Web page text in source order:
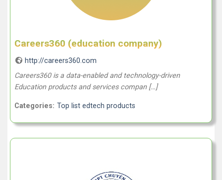
Careers360 (education company)
http://careers360.com
Careers360 is a data-enabled and technology-driven
Education products and services compan […]
Categories: Top list edtech products